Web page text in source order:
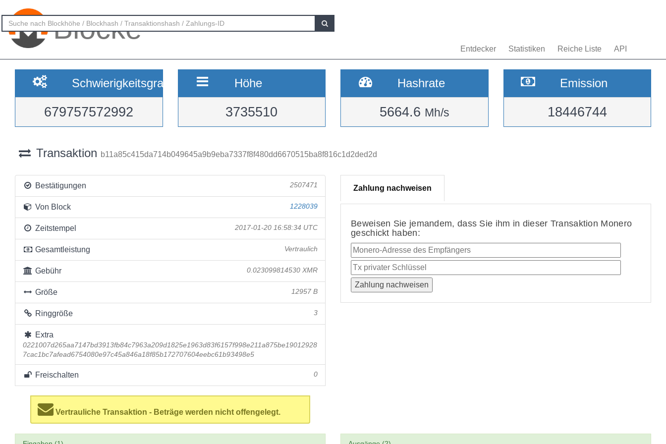
Blöcke
Entdecker Statistiken Reiche Liste API
Schwierigkeitsgrad
679757572992
Höhe
3735510
Hashrate
5664.6 Mh/s
Emission
18446744
Transaktion b11a85c415da714b049645a9b9eba7337f8f480dd6670515ba8f816c1d2ded2d
Bestätigungen 2507471
Von Block 1228039
Zeitstempel 2017-01-20 16:58:34 UTC
Gesamtleistung Vertraulich
Gebühr 0.023099814530 XMR
Größe 12957 B
Ringgröße 3
Extra
0221007d265aa7147bd3913fb84c7963a209d1825e1963d83f6157f998e211a875be19012928
7cac1bc7afead6754080e97c45a846a18f85b172707604eebc61b93498e5
Freischalten 0
Vertrauliche Transaktion - Beträge werden nicht offengelegt.
Zahlung nachweisen
Beweisen Sie jemandem, dass Sie ihm in dieser Transaktion Monero
geschickt haben: